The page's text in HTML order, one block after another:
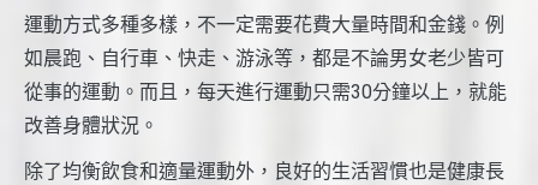
運動方式多種多樣，不一定需要花費大量時間和金錢。例
如晨跑、自行車、快走、游泳等，都是不論男女老少皆可
從事的運動。而且，每天進行運動只需30分鐘以上，就能
改善身體狀況。
除了均衡飲食和適量運動外，良好的生活習慣也是健康長